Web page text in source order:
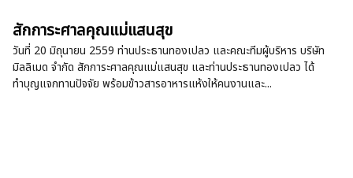
สักการะศาลคุณแม่แสนสุข
วันที่ 20 มิถุนายน 2559 ท่านประธานทองเปลว และคณะทีมผู้บริหาร บริษัท
มิลลิเมด จำกัด สักการะศาลคุณแม่แสนสุข และท่านประธานทองเปลว ได้
ทำบุญแจกทานปัจจัย พร้อมข้าวสารอาหารแห้งให้คนงานและ...